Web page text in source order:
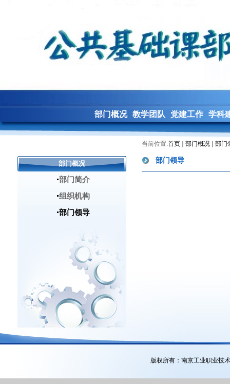
部门概况 教学团队 党建工作 学科
部门概况
部门简介
组织机构
部门领导
当前位置:首页 部门概况 部门
部门领导
版权所有：南京工业职业技